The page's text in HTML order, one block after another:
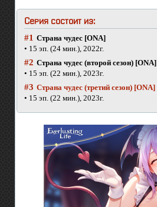
Серия состоит из:
#1 Страна чудес [ONA]
• 15 эп. (24 мин.), 2022г.
#2 Страна чудес (второй сезон) [ONA]
• 15 эп. (22 мин.), 2023г.
#3 Страна чудес (третий сезон) [ONA]
• 15 эп. (22 мин.), 2023г.